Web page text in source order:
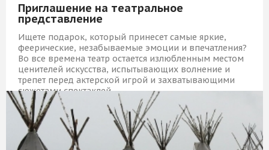
Приглашение на театральное
представление
Ищете подарок, который принесет самые яркие,
феерические, незабываемые эмоции и впечатления?
Во все времена театр остается излюбленным местом
ценителей искусства, испытывающих волнение и
трепет перед актерской игрой и захватывающими
сюжетами спектаклей.
5 409 Р КУПИТЬ